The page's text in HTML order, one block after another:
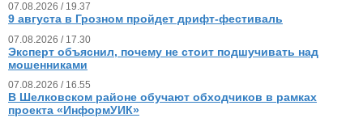
07.08.2026 / 19.37
9 августа в Грозном пройдет дрифт-фестиваль
07.08.2026 / 17.30
Эксперт объяснил, почему не стоит подшучивать над
мошенниками
07.08.2026 / 16.55
В Шелковском районе обучают обходчиков в рамках
проекта «ИнформУИК»